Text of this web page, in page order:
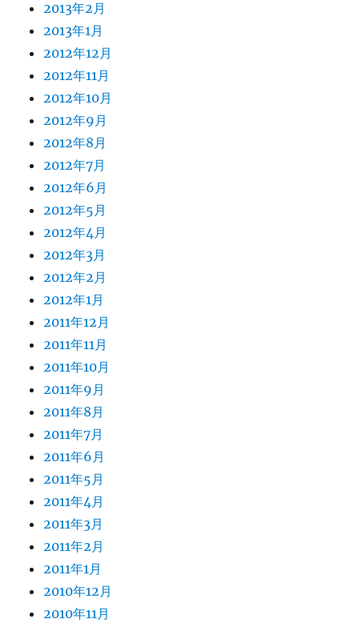
2013年2月
2013年1月
2012年12月
2012年11月
2012年10月
2012年9月
2012年8月
2012年7月
2012年6月
2012年5月
2012年4月
2012年3月
2012年2月
2012年1月
2011年12月
2011年11月
2011年10月
2011年9月
2011年8月
2011年7月
2011年6月
2011年5月
2011年4月
2011年3月
2011年2月
2011年1月
2010年12月
2010年11月